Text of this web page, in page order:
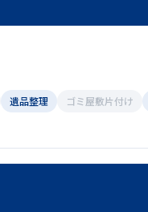
遺品整理 ゴミ屋敷片付け